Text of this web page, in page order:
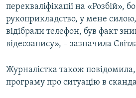
перекваліфікації на «Розбій»,
рукоприкладство, у мене
відібрали телефон, був факт
відеозапису», – зазначила
Журналістка також
програму про ситуацію в